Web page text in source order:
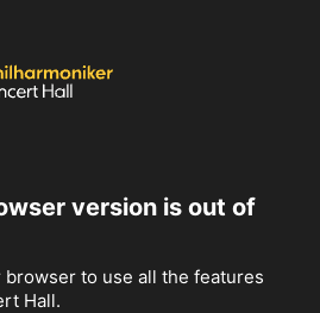
version is out of
browser to use all the features
Hall.